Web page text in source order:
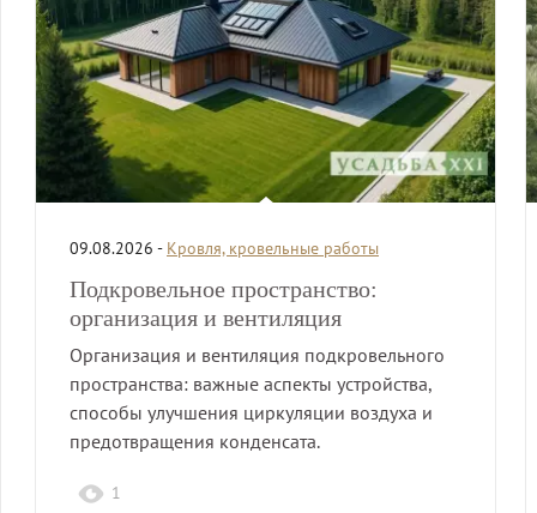
09.08.2026 - Кровля, кровельные работы
Подкровельное пространство:
организация и вентиляция
Организация и вентиляция подкровельного
пространства: важные аспекты устройства,
способы улучшения циркуляции воздуха и
предотвращения конденсата.
1